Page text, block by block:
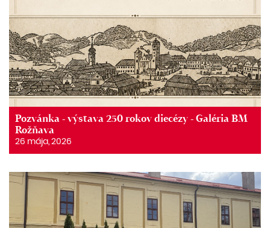
Pozvánka - výstava 250 rokov diecézy - Galéria BM
Rožňava
26 mája, 2026